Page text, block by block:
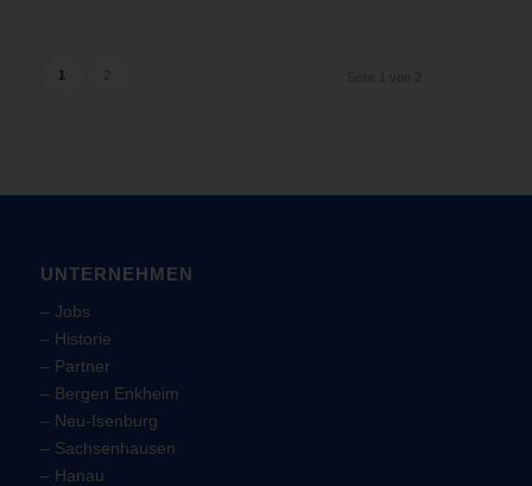
1
UNTERNEHMEN
– Jobs
– Historie
– Partner
– Bergen Enkheim
– Neu-Isenburg
– Sachsenhausen
– Hanau